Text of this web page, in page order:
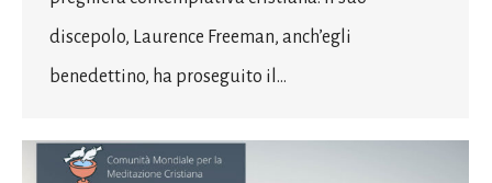
discepolo, Laurence Freeman, anch’egli
benedettino, ha proseguito il…